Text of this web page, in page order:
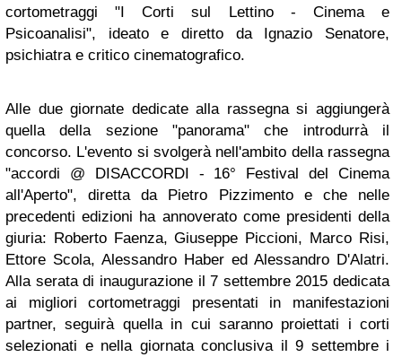
cortometraggi "I Corti sul Lettino - Cinema e
Psicoanalisi", ideato e diretto da Ignazio Senatore,
psichiatra e critico cinematografico.
Alle due giornate dedicate alla rassegna si aggiungerà
quella della sezione "panorama" che introdurrà il
concorso. L'evento si svolgerà nell'ambito della rassegna
"accordi @ DISACCORDI - 16° Festival del Cinema
all'Aperto", diretta da Pietro Pizzimento e che nelle
precedenti edizioni ha annoverato come presidenti della
giuria: Roberto Faenza, Giuseppe Piccioni, Marco Risi,
Ettore Scola, Alessandro Haber ed Alessandro D'Alatri.
Alla serata di inaugurazione il 7 settembre 2015 dedicata
ai migliori cortometraggi presentati in manifestazioni
partner, seguirà quella in cui saranno proiettati i corti
selezionati e nella giornata conclusiva il 9 settembre i